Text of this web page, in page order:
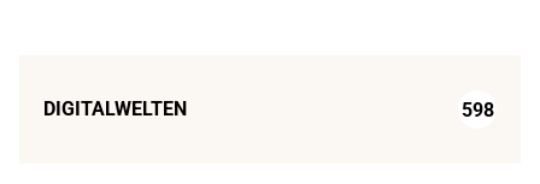
DIGITALWELTEN 598